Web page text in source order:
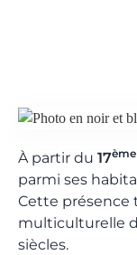
À partir du 17ème
parmi ses
Cette présence
multiculturelle
siècles.